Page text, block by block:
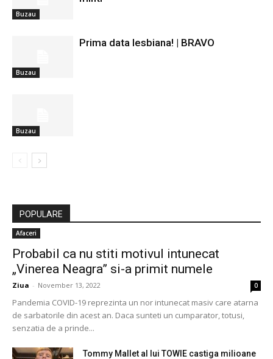
Buzau
Buzau
Prima data lesbiana! | BRAVO
Buzau
POPULARE
Afaceri
Probabil ca nu stiti motivul intunecat
„Vinerea Neagra” si-a primit numele
Ziua - November 13, 2022 0
Pandemia COVID-19 reprezinta un nor intunecat masiv care atarna
de sarbatorile din acest an. Daca sunteti un cumparator, totusi,
senzatia de a prinde...
Tommy Mallet al lui TOWIE castiga milioane